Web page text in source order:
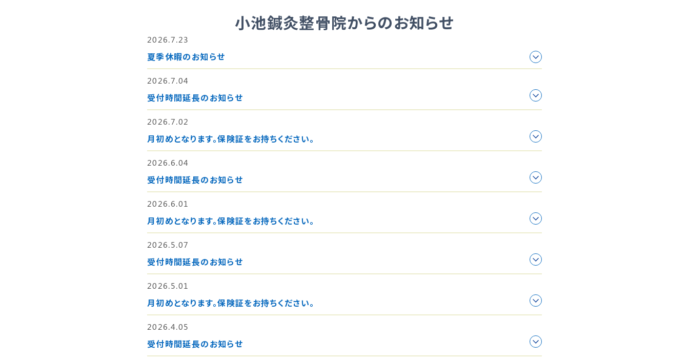
小池鍼灸整骨院からのお知らせ
2026.7.23
夏季休暇のお知らせ
2026.7.04
受付時間延長のお知らせ
2026.7.02
月初めとなります。保険証をお持ちください。
2026.6.04
受付時間延長のお知らせ
2026.6.01
月初めとなります。保険証をお持ちください。
2026.5.07
受付時間延長のお知らせ
2026.5.01
月初めとなります。保険証をお持ちください。
2026.4.05
受付時間延長のお知らせ